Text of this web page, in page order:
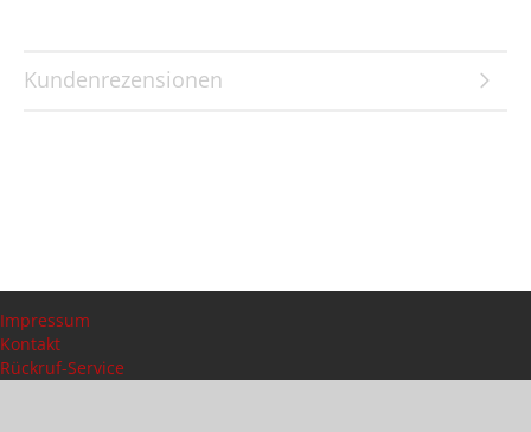
Kundenrezensionen
Impressum
Kontakt
Rückruf-Service